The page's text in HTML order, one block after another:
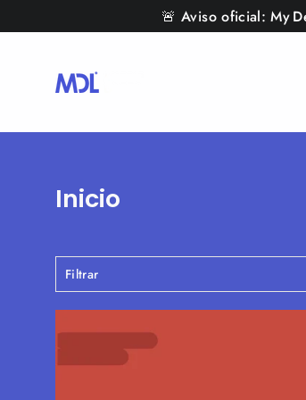
directamente
contenido
🚨 Aviso oficial: My
Inicio
FILTRAR